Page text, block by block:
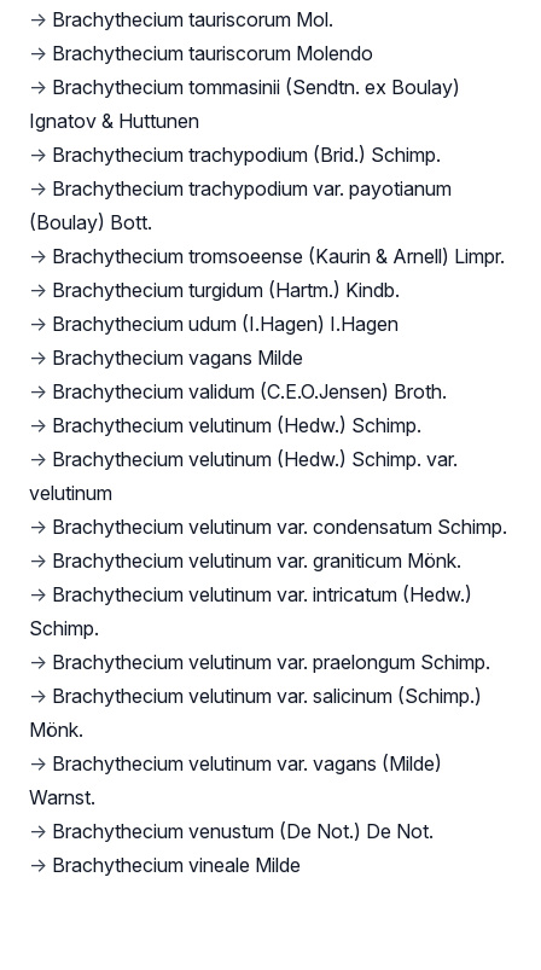
→ Brachythecium tauriscorum Mol.
→ Brachythecium tauriscorum Molendo
→ Brachythecium tommasinii (Sendtn. ex Boulay)
Ignatov & Huttunen
→ Brachythecium trachypodium (Brid.) Schimp.
→ Brachythecium trachypodium var. payotianum
(Boulay) Bott.
→ Brachythecium tromsoeense (Kaurin & Arnell) Limpr.
→ Brachythecium turgidum (Hartm.) Kindb.
→ Brachythecium udum (I.Hagen) I.Hagen
→ Brachythecium vagans Milde
→ Brachythecium validum (C.E.O.Jensen) Broth.
→ Brachythecium velutinum (Hedw.) Schimp.
→ Brachythecium velutinum (Hedw.) Schimp. var.
velutinum
→ Brachythecium velutinum var. condensatum Schimp.
→ Brachythecium velutinum var. graniticum Mönk.
→ Brachythecium velutinum var. intricatum (Hedw.)
Schimp.
→ Brachythecium velutinum var. praelongum Schimp.
→ Brachythecium velutinum var. salicinum (Schimp.)
Mönk.
→ Brachythecium velutinum var. vagans (Milde)
Warnst.
→ Brachythecium venustum (De Not.) De Not.
→ Brachythecium vineale Milde